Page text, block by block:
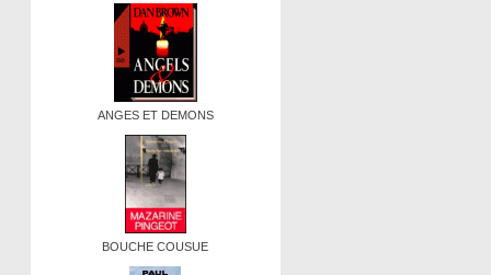
ANGES ET DEMONS
BOUCHE COUSUE